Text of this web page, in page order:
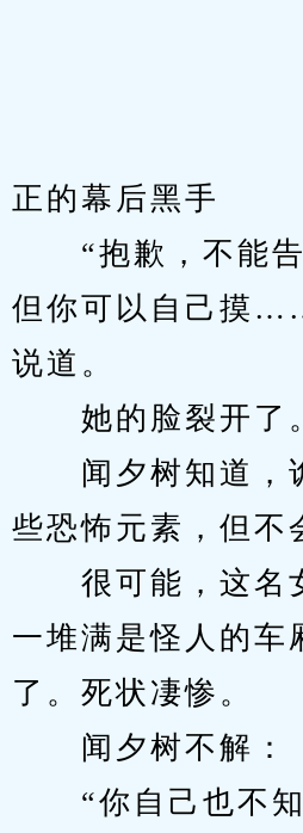
正的幕后黑手
“抱歉，不能告
但你可以自己摸
说道。
她的脸裂开了
闻夕树知道，
些恐怖元素，但不
很可能，这名
一堆满是怪人的车
了。死状凄惨。
闻夕树不解：
“你自己也不知